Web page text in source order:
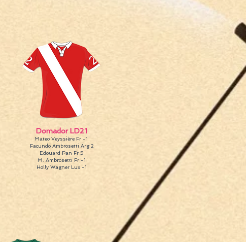
Domador LD21
Mateo Veyssière Fr -1
Facundo Ambrosetti Arg 2
Edouard Pan Fr 5
M. Ambrosetti Fr -1
Holly Wagner Lux -1